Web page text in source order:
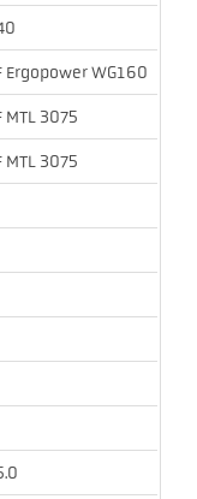
Ergopower WG160
MTL 3075
MTL 3075